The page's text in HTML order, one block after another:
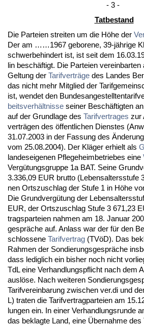
- 3 -
Tat­be­stand
Die Par­tei­en strei­ten um die Höhe der
Der am ……1967 ge­bo­re­ne, 39-jähri­ge
schwer­be­hin­dert ist, ist seit dem
lin beschäftigt. Die Par­tei­en
Gel­tung der Ta­rif­verträge des Lan­des
das nicht mehr Mit­glied der
ist, wen­det den
beits­verhält­nis­se sei­ner Beschäftig­ten
auf der Grund­la­ge des Ta­rif­ver­tra­ges zur
verträgen des öffent­li­chen Diens­tes
31.07.2003 in der Fas­sung des
vom 25.08.2004). Der Kläger er­hielt als
lan­des­ei­ge­nen Pfle­ge­heim­be­trie­bes ei­ne
Vergütungs­grup­pe 1a BAT. Sei­ne
3.336,09 EUR brut­to (Le­bens­al­ters­stu­fe
nen Orts­zu­schlag der Stu­fe 1 in Höhe
Die Grund­vergütung der
EUR, der Orts­zu­schlag Stu­fe 3 671,23
trags­par­tei­en nah­men am 18. Ja­nu­ar
gespräche auf. An­lass war der für den
schlos­se­ne Ta­rif­ver­trag (TVöD). Das
Rah­men der Son­die­rungs­gespräche
dass le­dig­lich ein bis­her noch nicht
TdL ei­ne Ver­hand­lungs­pflicht nach dem
auslöse. Nach wei­te­ren
Ta­rif­ver­ein­ba­rung zwi­schen ver.di und
L) tra­ten die Ta­rif­ver­trag­par­tei­en am
lun­gen ein. In ei­ner Ver­hand­lungs­run­de
das be­klag­te Land, ei­ne Über­nah­me